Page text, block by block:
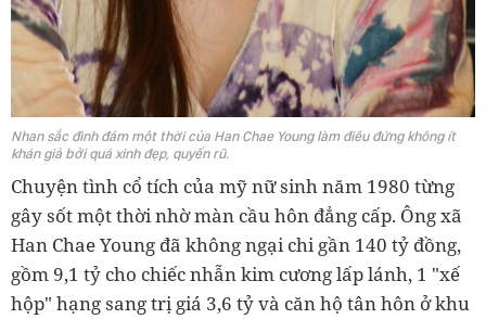
Nhan sắc đình đám một thời của Han Chae Young làm điêu đứng không ít
khán giả bởi quá xinh đẹp, quyến rũ.
Chuyện tình cổ tích của mỹ nữ sinh năm 1980 từng
gây sốt một thời nhờ màn cầu hôn đẳng cấp. Ông xã
Han Chae Young đã không ngại chi gần 140 tỷ đồng,
gồm 9,1 tỷ cho chiếc nhẫn kim cương lấp lánh, 1 "xế
hộp" hạng sang trị giá 3,6 tỷ và căn hộ tân hôn ở khu